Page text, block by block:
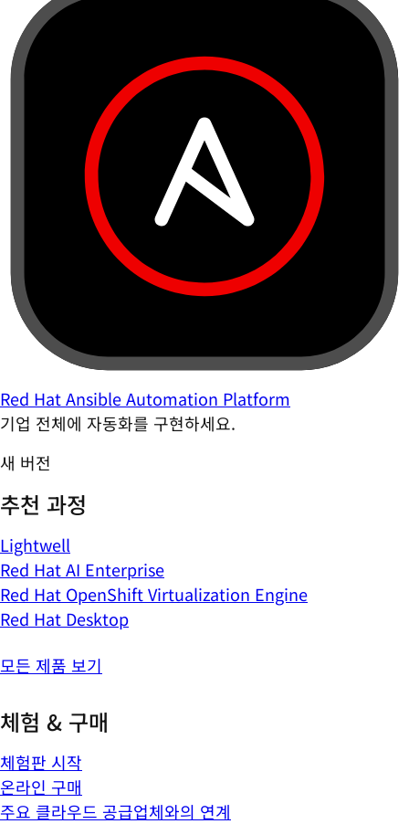
Red Hat Ansible Automation Platform
기업 전체에 자동화를 구현하세요.
새 버전
추천 과정
Lightwell
Red Hat AI Enterprise
Red Hat OpenShift Virtualization Engine
Red Hat Desktop
모든 제품 보기
체험 & 구매
체험판 시작
온라인 구매
주요 클라우드 공급업체와의 연계